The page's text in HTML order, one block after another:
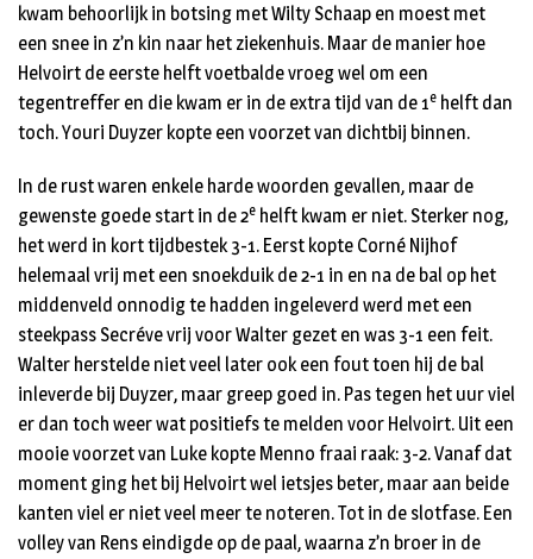
kwam behoorlijk in botsing met Wilty Schaap en moest met
een snee in z’n kin naar het ziekenhuis. Maar de manier hoe
Helvoirt de eerste helft voetbalde vroeg wel om een
tegentreffer en die kwam er in de extra tijd van de 1e helft dan
toch. Youri Duyzer kopte een voorzet van dichtbij binnen.
In de rust waren enkele harde woorden gevallen, maar de
gewenste goede start in de 2e helft kwam er niet. Sterker nog,
het werd in kort tijdbestek 3-1. Eerst kopte Corné Nijhof
helemaal vrij met een snoekduik de 2-1 in en na de bal op het
middenveld onnodig te hadden ingeleverd werd met een
steekpass Secréve vrij voor Walter gezet en was 3-1 een feit.
Walter herstelde niet veel later ook een fout toen hij de bal
inleverde bij Duyzer, maar greep goed in. Pas tegen het uur viel
er dan toch weer wat positiefs te melden voor Helvoirt. Uit een
mooie voorzet van Luke kopte Menno fraai raak: 3-2. Vanaf dat
moment ging het bij Helvoirt wel ietsjes beter, maar aan beide
kanten viel er niet veel meer te noteren. Tot in de slotfase. Een
volley van Rens eindigde op de paal, waarna z’n broer in de